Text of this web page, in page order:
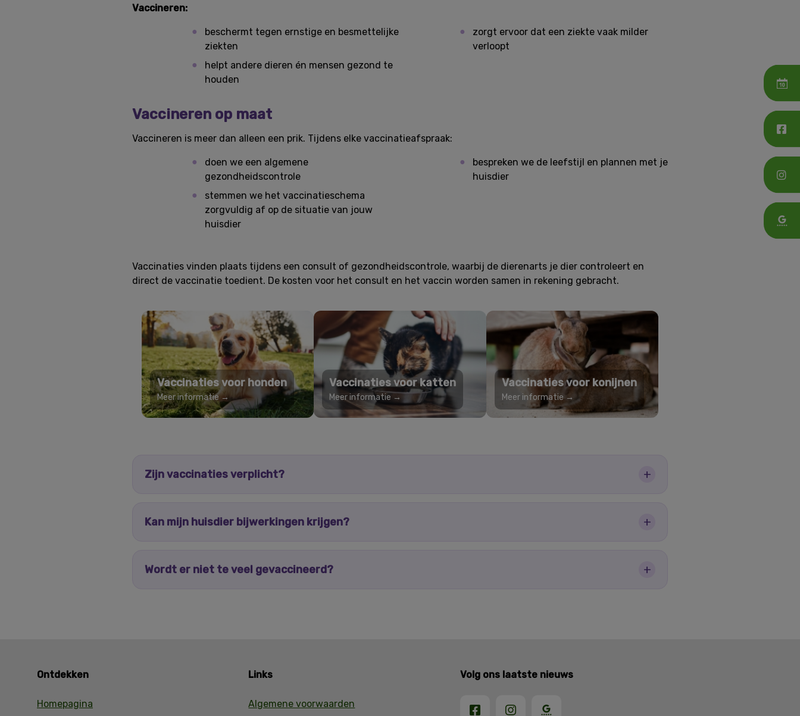
Vaccineren:
beschermt tegen ernstige en besmettelijke
ziekten
zorgt ervoor dat een ziekte vaak milder
verloopt
helpt andere dieren én mensen gezond te
houden
Vaccineren op maat
Vaccineren is meer dan alleen een prik. Tijdens elke vaccinatieafspraak:
doen we een algemene
gezondheidscontrole
bespreken we de leefstijl en plannen met je
huisdier
stemmen we het vaccinatieschema
zorgvuldig af op de situatie van jouw
huisdier
Vaccinaties vinden plaats tijdens een consult of gezondheidscontrole, waarbij de dierenarts je dier controleert en
direct de vaccinatie toedient. De kosten voor het consult en het vaccin worden samen in rekening gebracht.
Vaccinaties voor honden
Meer informatie →
Vaccinaties voor katten
Meer informatie →
Vaccinaties voor konijnen
Meer informatie →
Zijn vaccinaties verplicht? +
Kan mijn huisdier bijwerkingen krijgen? +
Wordt er niet te veel gevaccineerd? +
Ontdekken
Homepagina
Links
Algemene voorwaarden
Volg ons laatste nieuws